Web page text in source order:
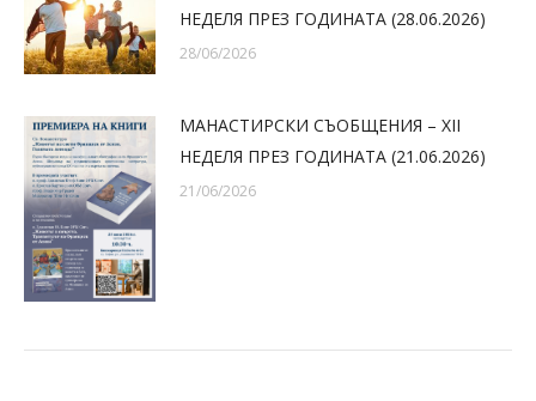
НЕДЕЛЯ ПРЕЗ ГОДИНАТА (28.06.2026)
28/06/2026
МАНАСТИРСКИ СЪОБЩЕНИЯ – XII
НЕДЕЛЯ ПРЕЗ ГОДИНАТА (21.06.2026)
21/06/2026